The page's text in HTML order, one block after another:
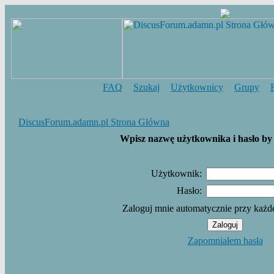
FAQ Szukaj Użytkownicy Grupy
DiscusForum.adamn.pl Strona Główna
Wpisz nazwę użytkownika i hasło by
Użytkownik:
Hasło:
Zaloguj mnie automatycznie przy
Zapomniałem hasła